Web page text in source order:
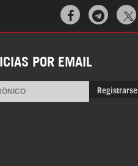

POR EMAIL
Registrarse